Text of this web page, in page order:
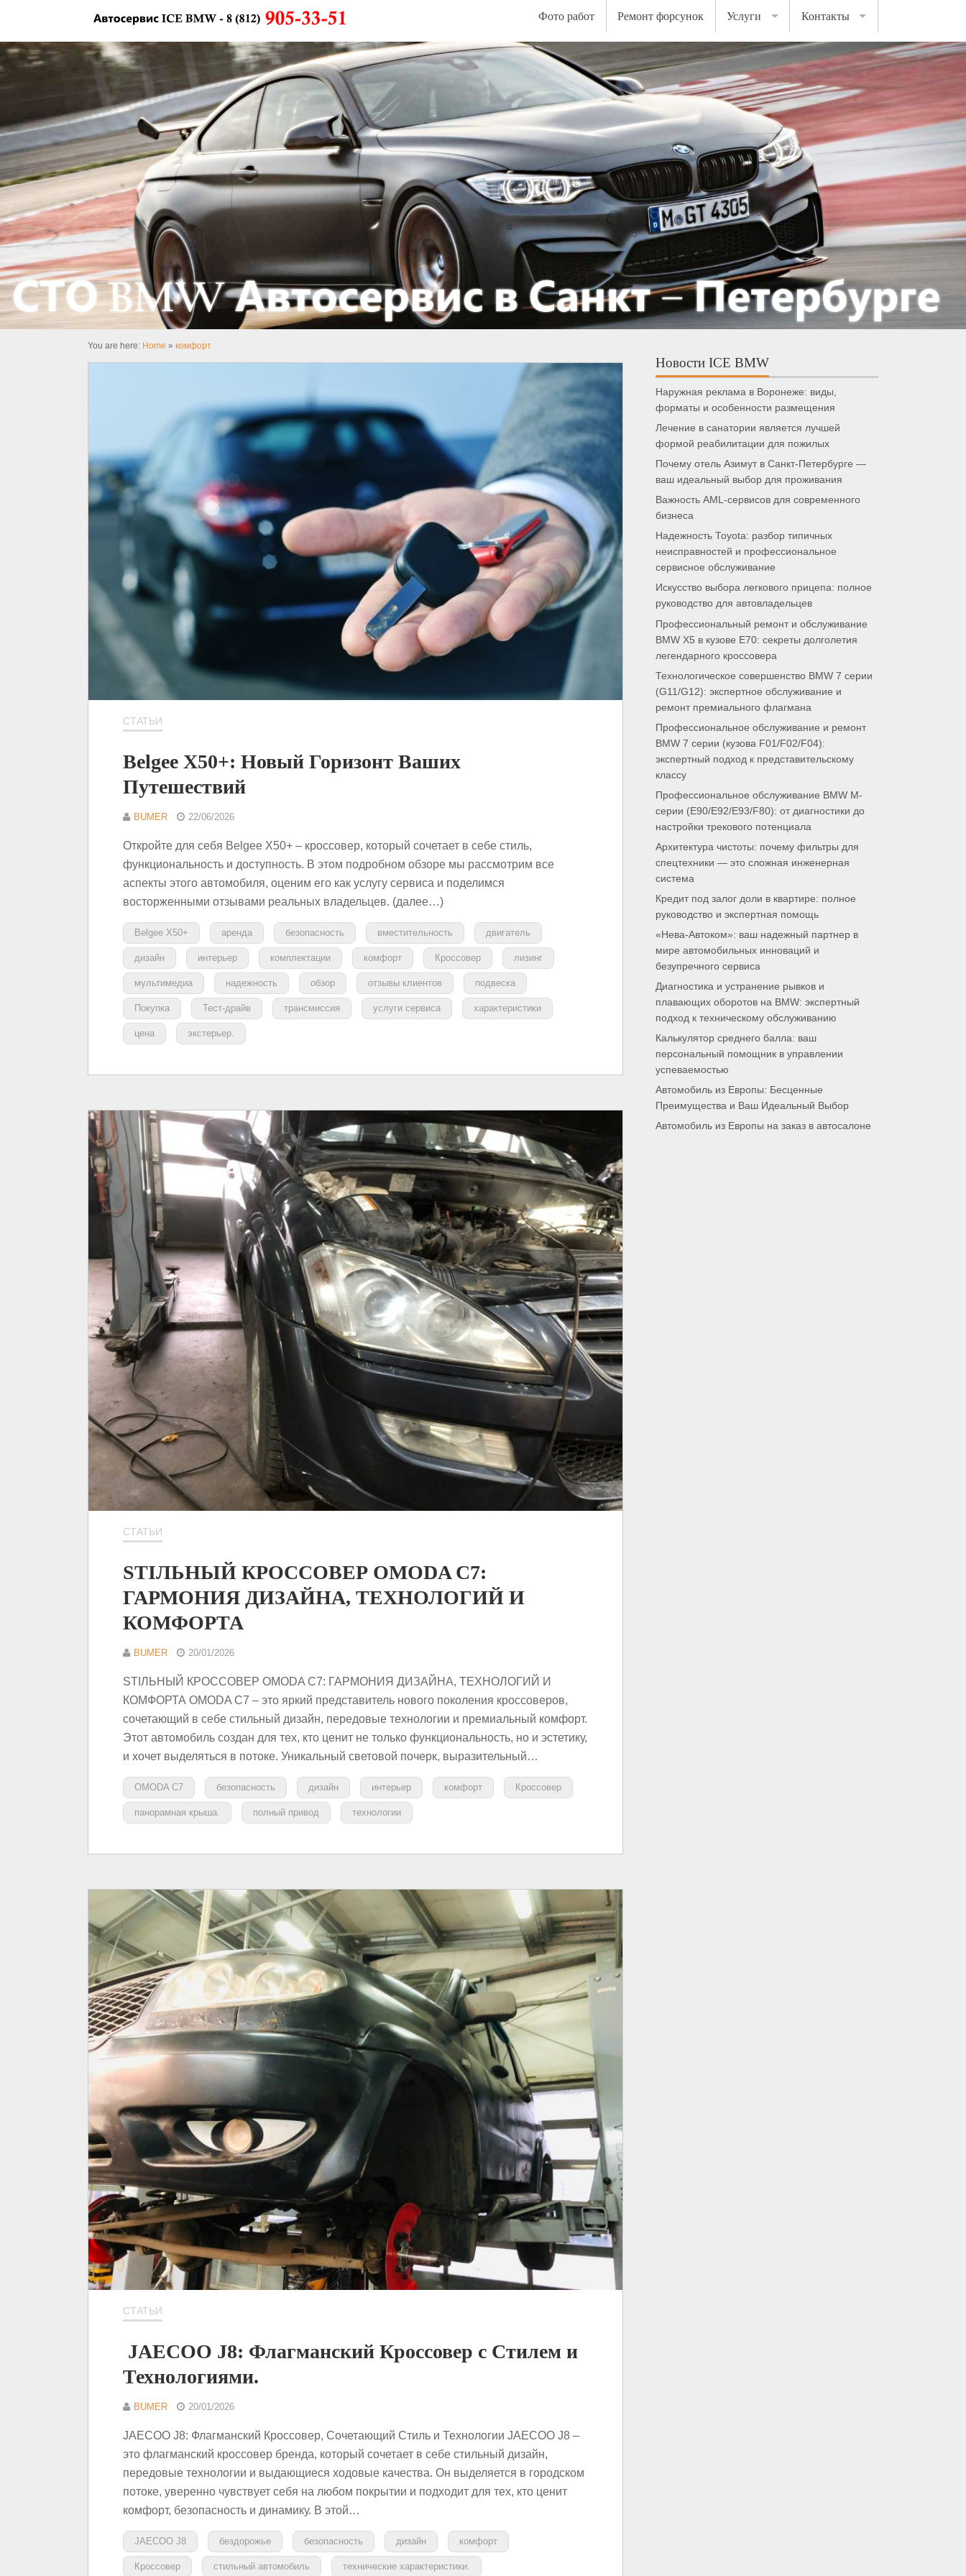
Фото работ Ремонт форсунок Услуги Контакты
You are here: Home » комфорт
СТАТЬИ
Belgee X50+: Новый Горизонт Ваших
Путешествий
BUMER 22/06/2026
Откройте для себя Belgee X50+ – кроссовер, который сочетает в себе стиль,
функциональность и доступность. В этом подробном обзоре мы рассмотрим все
аспекты этого автомобиля, оценим его как услугу сервиса и поделимся
восторженными отзывами реальных владельцев. (далее…)
Belgee X50+ аренда безопасность вместительность двигатель
дизайн интерьер комплектации комфорт Кроссовер лизинг
мультимедиа надежность обзор отзывы клиентов подвеска
Покупка Тест-драйв трансмиссия услуги сервиса характеристики
цена экстерьер.
СТАТЬИ
STIЛЬНЫЙ КРОССОВЕР OMODA C7:
ГАРМОНИЯ ДИЗАЙНА, ТЕХНОЛОГИЙ И
КОМФОРТА
BUMER 20/01/2026
STIЛЬНЫЙ КРОССОВЕР OMODA C7: ГАРМОНИЯ ДИЗАЙНА, ТЕХНОЛОГИЙ И
КОМФОРТА OMODA C7 – это яркий представитель нового поколения кроссоверов,
сочетающий в себе стильный дизайн, передовые технологии и премиальный комфорт.
Этот автомобиль создан для тех, кто ценит не только функциональность, но и эстетику,
и хочет выделяться в потоке. Уникальный световой почерк, выразительный…
OMODA C7 безопасность дизайн интерьер комфорт Кроссовер
панорамная крыша. полный привод технологии
СТАТЬИ
JAECOO J8: Флагманский Кроссовер с Стилем и
Технологиями.
BUMER 20/01/2026
JAECOO J8: Флагманский Кроссовер, Сочетающий Стиль и Технологии JAECOO J8 –
это флагманский кроссовер бренда, который сочетает в себе стильный дизайн,
передовые технологии и выдающиеся ходовые качества. Он выделяется в городском
потоке, уверенно чувствует себя на любом покрытии и подходит для тех, кто ценит
комфорт, безопасность и динамику. В этой…
JAECOO J8 бездорожье безопасность дизайн комфорт
Кроссовер стильный автомобиль технические характеристики.
Новости ICE BMW
Наружная реклама в Воронеже: виды,
форматы и особенности размещения
Лечение в санатории является лучшей
формой реабилитации для пожилых
Почему отель Азимут в Санкт-Петербурге —
ваш идеальный выбор для проживания
Важность AML-сервисов для современного
бизнеса
Надежность Toyota: разбор типичных
неисправностей и профессиональное
сервисное обслуживание
Искусство выбора легкового прицепа: полное
руководство для автовладельцев
Профессиональный ремонт и обслуживание
BMW X5 в кузове E70: секреты долголетия
легендарного кроссовера
Технологическое совершенство BMW 7 серии
(G11/G12): экспертное обслуживание и
ремонт премиального флагмана
Профессиональное обслуживание и ремонт
BMW 7 серии (кузова F01/F02/F04):
экспертный подход к представительскому
классу
Профессиональное обслуживание BMW M-
серии (E90/E92/E93/F80): от диагностики до
настройки трекового потенциала
Архитектура чистоты: почему фильтры для
спецтехники — это сложная инженерная
система
Кредит под залог доли в квартире: полное
руководство и экспертная помощь
«Нева-Автоком»: ваш надежный партнер в
мире автомобильных инноваций и
безупречного сервиса
Диагностика и устранение рывков и
плавающих оборотов на BMW: экспертный
подход к техническому обслуживанию
Калькулятор среднего балла: ваш
персональный помощник в управлении
успеваемостью
Автомобиль из Европы: Бесценные
Преимущества и Ваш Идеальный Выбор
Автомобиль из Европы на заказ в автосалоне